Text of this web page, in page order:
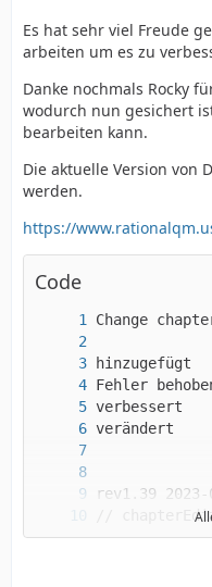
Es hat sehr viel Freude
arbeiten um es zu
Danke nochmals Rocky
wodurch nun gesichert
bearbeiten kann.
Die aktuelle Version von
werden.
https://
Code